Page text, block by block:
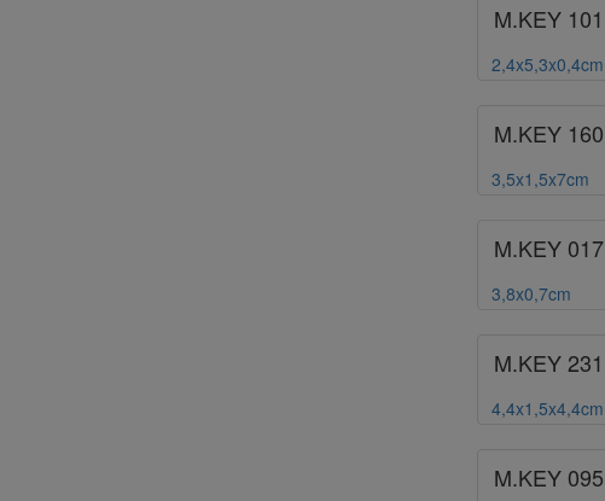
M.KEY 101
2,4x5,3x0,4cm
M.KEY 160
3,5x1,5x7cm
M.KEY 017
3,8x0,7cm
M.KEY 231
4,4x1,5x4,4cm
M.KEY 095